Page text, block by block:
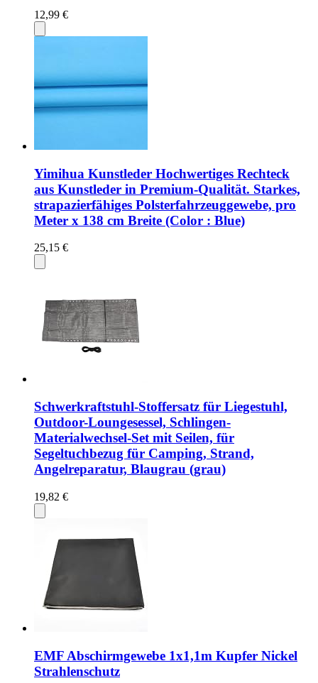
12,99 €
Yimihua Kunstleder Hochwertiges Rechteck
aus Kunstleder in Premium-Qualität. Starkes,
strapazierfähiges Polsterfahrzeuggewebe, pro
Meter x 138 cm Breite (Color : Blue)
25,15 €
Schwerkraftstuhl-Stoffersatz für Liegestuhl,
Outdoor-Loungesessel, Schlingen-
Materialwechsel-Set mit Seilen, für
Segeltuchbezug für Camping, Strand,
Angelreparatur, Blaugrau (grau)
19,82 €
EMF Abschirmgewebe 1x1,1m Kupfer Nickel
Strahlenschutz